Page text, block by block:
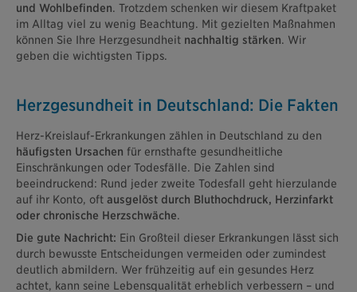
und Wohlbefinden. Trotzdem schenken wir diesem Kraftpaket
im Alltag viel zu wenig Beachtung. Mit gezielten Maßnahmen
können Sie Ihre Herzgesundheit nachhaltig stärken. Wir
geben die wichtigsten Tipps.
Herzgesundheit in Deutschland: Die Fakten
Herz-Kreislauf-Erkrankungen zählen in Deutschland zu den
häufigsten Ursachen für ernsthafte gesundheitliche
Einschränkungen oder Todesfälle. Die Zahlen sind
beeindruckend: Rund jeder zweite Todesfall geht hierzulande
auf ihr Konto, oft ausgelöst durch Bluthochdruck, Herzinfarkt
oder chronische Herzschwäche.
Die gute Nachricht: Ein Großteil dieser Erkrankungen lässt sich
durch bewusste Entscheidungen vermeiden oder zumindest
deutlich abmildern. Wer frühzeitig auf ein gesundes Herz
achtet, kann seine Lebensqualität erheblich verbessern – und